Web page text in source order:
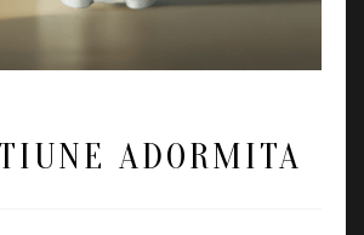
ADORMITA